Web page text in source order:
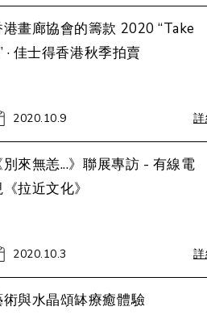
港畫廊協會的籌款 2020 “Take
· 佳士得香港秋季拍賣
2020.10.9
別來無恙...》聯展專訪 - 有線電
拉近文化》
2020.10.3
術與水晶頌缽療癒體驗